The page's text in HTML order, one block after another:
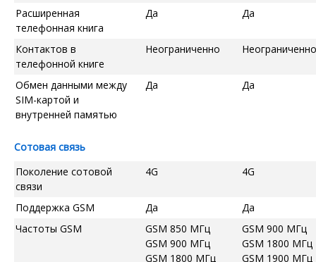
Расширенная
телефонная книга
Да Да
Контактов в
телефонной книге
Неограниченно Неограниченно
Обмен данными между
SIM-картой и
внутренней памятью
Да Да
Сотовая связь
Поколение сотовой
связи
4G 4G
Поддержка GSM Да
Да
Частоты GSM
GSM 850 МГц
GSM 900 МГц
GSM 1800 МГц
GSM 900 МГц
GSM 1800 МГц
GSM 1900 МГц